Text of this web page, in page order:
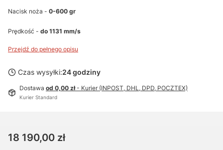
Nacisk noża - 0-600 gr
Prędkość - do 1131 mm/s
Przejdź do pełnego opisu
Czas wysyłki:24 godziny
Dostawa od 0,00 zł- Kurier (INPOST, DHL, DPD, POCZTEX)
Kurier Standard
Cena
18 190,00 zł